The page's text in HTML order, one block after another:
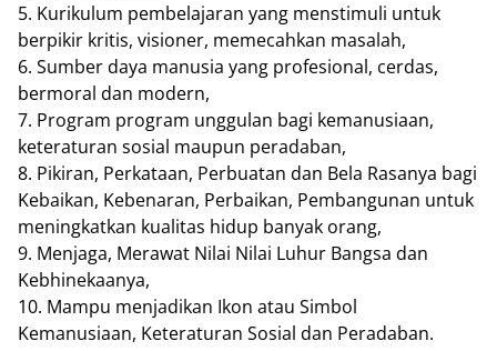
5. Kurikulum pembelajaran yang menstimuli untuk
berpikir kritis, visioner, memecahkan masalah,
6. Sumber daya manusia yang profesional, cerdas,
bermoral dan modern,
7. Program program unggulan bagi kemanusiaan,
keteraturan sosial maupun peradaban,
8. Pikiran, Perkataan, Perbuatan dan Bela Rasanya bagi
Kebaikan, Kebenaran, Perbaikan, Pembangunan untuk
meningkatkan kualitas hidup banyak orang,
9. Menjaga, Merawat Nilai Nilai Luhur Bangsa dan
Kebhinekaanya,
10. Mampu menjadikan Ikon atau Simbol
Kemanusiaan, Keteraturan Sosial dan Peradaban.